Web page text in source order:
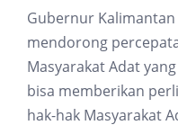
Gubernur
mendorong
Masyarakat Adat
bisa memberikan
hak-hak Masyarakat